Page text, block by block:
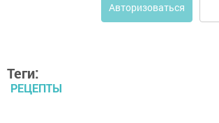
Авторизоваться
Теги:
РЕЦЕПТЫ